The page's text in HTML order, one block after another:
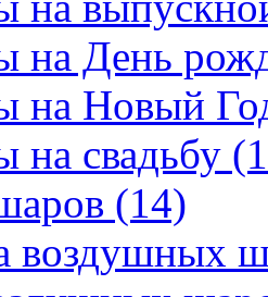
на День
на Новый
свадьбу
(14)
воздушных